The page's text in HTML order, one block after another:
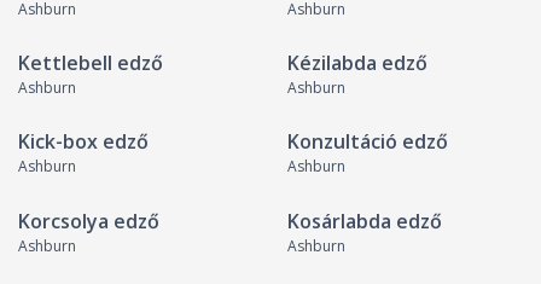
Ashburn Ashburn
Kettlebell edző
Ashburn
Kézilabda edző
Ashburn
Kick-box edző
Ashburn
Konzultáció edző
Ashburn
Korcsolya edző
Ashburn
Kosárlabda edző
Ashburn